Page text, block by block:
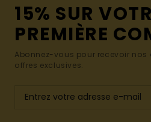
15% SUR
PREMIÈRE
Abonnez-vous pour recevoir nos
offres exclusives.